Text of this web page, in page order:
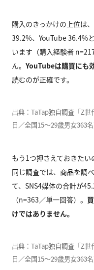
購入のきっかけの上位は
39.2%、YouTube 36.4%
います（購入経験者
ん。 YouTubeは購買にも
読むのが正確です。
出典：TaTap独自調査「Z
日／全国15〜29歳男女363名
もう1つ押さえておきたい
同じ調査では、商品を調
て、SNS4媒体の合計が
（n=363／単一回答）。
けではありません。
出典：TaTap独自調査「Z
日／全国15〜29歳男女363名